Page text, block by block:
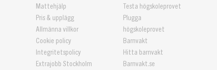
Mattehjälp
Pris & upplägg
Allmänna villkor
Cookie policy
Integritetspolicy
Extrajobb Stockholm
Testa högskoleprovet
Plugga
högskoleprovet
Barnvakt
Hitta barnvakt
Barnvakt.se